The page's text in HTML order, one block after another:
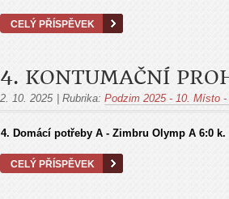
CELÝ PŘÍSPĚVEK
4. KONTUMAČNÍ
2. 10. 2025 Rubrika: Podzim 2025 - 10. Místo -
4. Domácí potřeby A - Zimbru Olymp A 6:0 k.
CELÝ PŘÍSPĚVEK